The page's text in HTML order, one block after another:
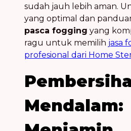
sudah jauh lebih aman.
yang optimal dan
pasca fogging yang
ragu untuk memilih jasa
profesional dari Home
Mendalam: